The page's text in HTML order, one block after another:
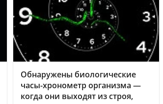
Обнаружены биологические
часы-хронометр организма —
когда они выходят из строя,